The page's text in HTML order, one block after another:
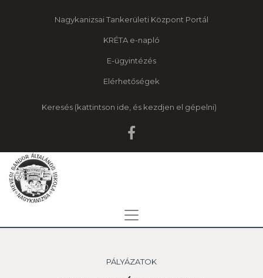
Nagykanizsai Tankerületi Központ Portál
KRÉTA e-napló
E-ügyintézés
Elérhetőségek
Keresés
PÁLYÁZATOK